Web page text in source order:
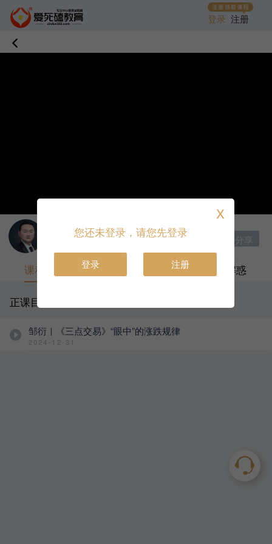
登录 注册
讲师：邹衍 | 首席讲师
分享
课程目录 答疑解惑
正课目录
邹衍｜《三点交易》“眼中”的涨跌规律
2024-12-31
X
您还未登录，请您先登录
登录 注册